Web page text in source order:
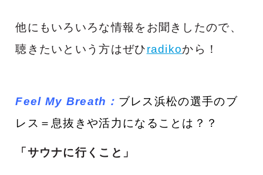
他にもいろいろな情報をお聞きしたので、
聴きたいという方はぜひradikoから！
Feel My Breath ： ブレス浜松の選手のブ
レス＝息抜きや活力になることは？？
「サウナに行くこと 」